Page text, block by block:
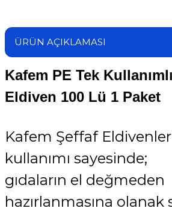
ÜRÜN AÇIKLAMASI
Kafem PE Tek
Eldiven 100 Lü 1 Paket
Kafem Şeffaf
kullanımı sayesinde;
gıdaların el değmeden
hazırlanmasına olanak